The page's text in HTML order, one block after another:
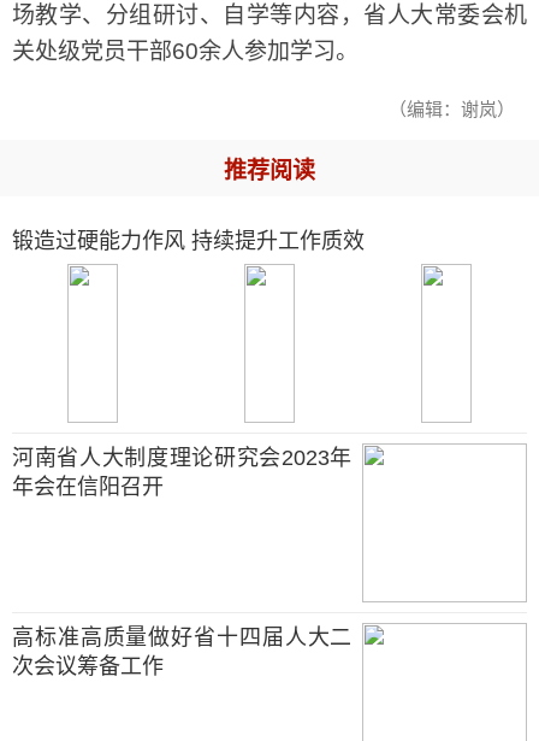
场教学、分组研讨、自学等内容，省人大常委会机
关处级党员干部60余人参加学习。
（编辑：谢岚）
推荐阅读
锻造过硬能力作风 持续提升工作质效
河南省人大制度理论研究会2023年
年会在信阳召开
高标准高质量做好省十四届人大二
次会议筹备工作